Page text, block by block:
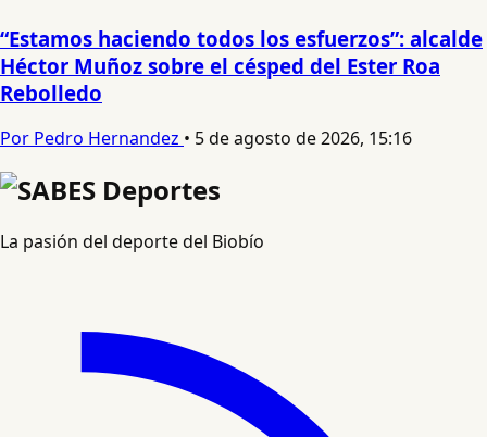
“Estamos haciendo todos los esfuerzos”: alcalde
Héctor Muñoz sobre el césped del Ester Roa
Rebolledo
Por Pedro Hernandez • 5 de agosto de 2026, 15:16
La pasión del deporte del Biobío